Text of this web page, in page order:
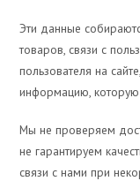
Эти данные
товаров, связи с
пользователя на
информацию, которую
Мы не проверяем
не гарантируем
связи с нами при